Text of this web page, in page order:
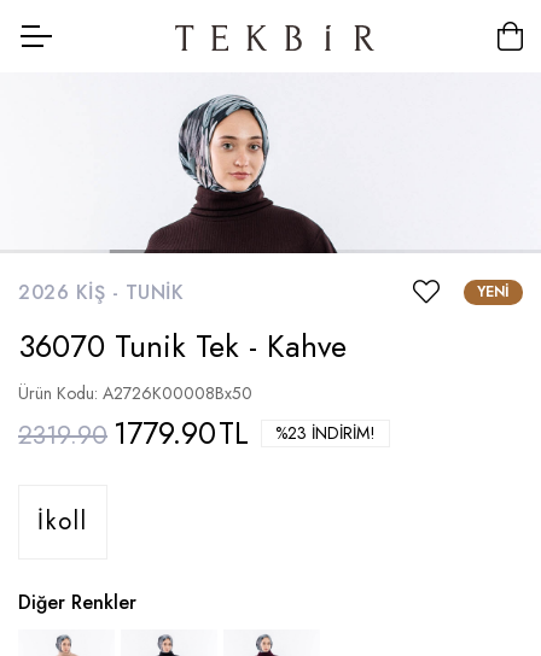
2026 KIŞ - TUNIK YENI
36070 Tunik Tek - Kahve
Ürün Kodu: A2726K00008Bx50
2319.90 1779.90TL %23 İNDIRIM!
İkoll
Diğer Renkler